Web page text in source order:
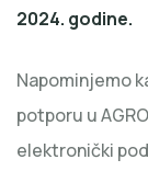
2024. godine.
Napominjemo
potporu u
elektronički